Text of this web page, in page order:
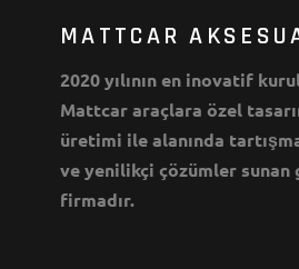
MATTCAR
2020 yılının en inovatif
Mattcar araçlara özel
üretimi ile alanında
ve yenilikçi çözümler
firmadır.